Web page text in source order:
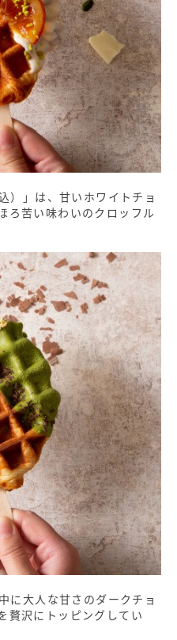
）」は、甘いホワイトチョ
ろ苦い味わいのクロッフル
に大人な甘さのダークチョ
贅沢にトッピングしてい